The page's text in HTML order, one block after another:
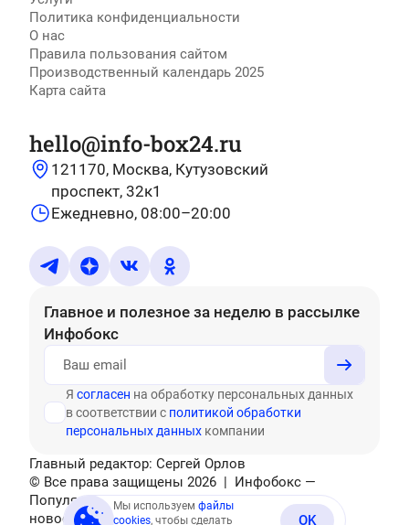
Политика конфиденциальности
О нас
Правила пользования сайтом
Производственный календарь 2025
Карта сайта
hello@info-box24.ru
121170, Москва, Кутузовский
проспект, 32к1
Ежедневно, 08:00–20:00
Главное и полезное за неделю в рассылке
Инфобокс
Я согласен на обработку персональных данных
в соответствии с политикой обработки
персональных данных компании
Главный редактор: Сергей Орлов
© Все права защищены 2026 | Инфобокс —
Популярные тесты, головоломки, актуальные
новости
Мы используем файлы
cookies, чтобы сделать OK